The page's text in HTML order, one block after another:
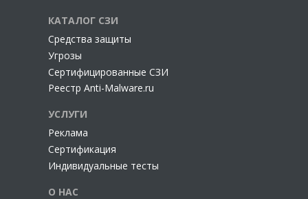
КАТАЛОГ СЗИ
Cредства защиты
Угрозы
Сертифицированные СЗИ
Реестр Anti-Malware.ru
УСЛУГИ
Реклама
Сертификация
Индивидуальные тесты
О НАС